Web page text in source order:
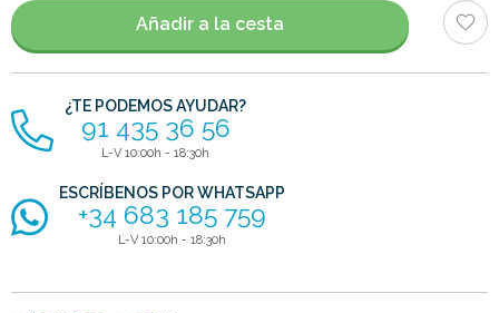
artículos
Añadir a la cesta
¿TE PODEMOS AYUDAR?
91 435 36 56
L-V 10:00h - 18:30h
ESCRÍBENOS POR WHATSAPP
+34 683 185 759
L-V 10:00h - 18:30h